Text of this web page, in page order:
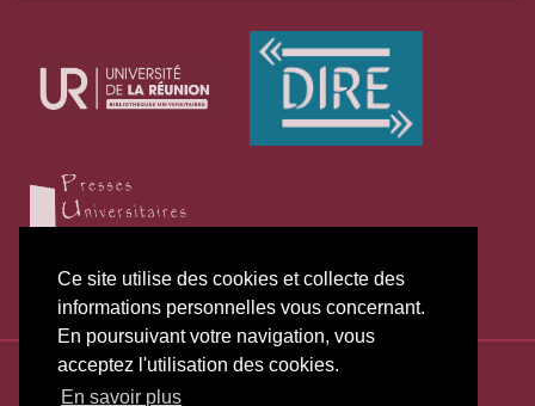
Ce site utilise des cookies et collecte des
informations personnelles vous concernant.
En poursuivant votre navigation, vous
acceptez l'utilisation des cookies.
En savoir plus
ISSN électronique 2271-3131